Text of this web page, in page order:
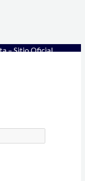
– Sitio Oficial